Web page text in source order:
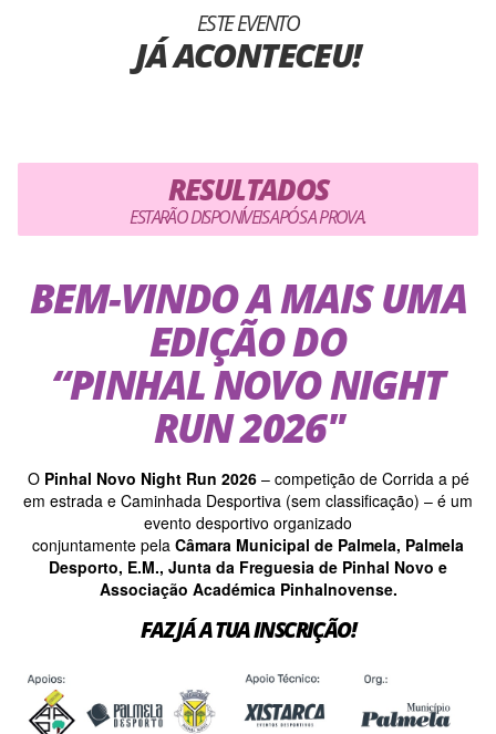
ESTE EVENTO
JÁ ACONTECEU!
RESULTADOS
ESTARÃO DISPONÍVEIS APÓS A PROVA.
BEM-VINDO A MAIS UMA
EDIÇÃO DO
“PINHAL NOVO NIGHT
RUN 2026″
O Pinhal Novo Night Run 2026– competição de Corrida a pé
em estrada e Caminhada Desportiva (sem classificação) – é um
evento desportivo organizado
conjuntamente pela Câmara Municipal de Palmela, Palmela
Desporto, E.M., Junta da Freguesia de Pinhal Novo e
Associação Académica Pinhalnovense.
FAZ JÁ A TUA INSCRIÇÃO!